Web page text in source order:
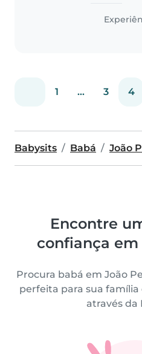
que ficar
seu filho
meu com
1 ... 3 4
Babysits Babá João
Encontre
confiança em
Procura babá em João
perfeita para sua
através da